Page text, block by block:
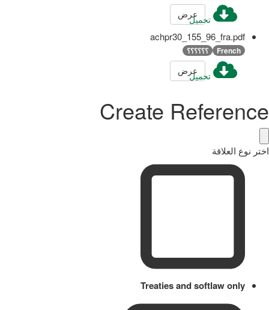
تحميلعرض
achpr30_155_96_fra.pdf
French ؟؟؟؟؟؟
تحميلعرض
Create Reference
اختر نوع العلاقة
Treaties and softlaw only